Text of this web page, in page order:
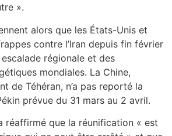
».
alors que les États-Unis et
contre l’Iran depuis fin février
régionale et des
mondiales. La Chine,
de Téhéran, n’a pas reporté la
prévue du 31 mars au 2 avril.
réaffirmé que la réunification « est